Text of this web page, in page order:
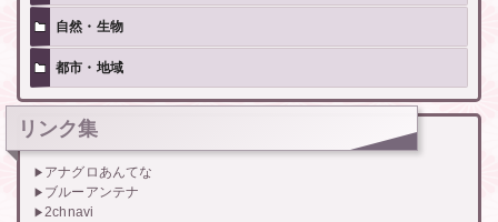
自然・生物
都市・地域
リンク集
アナグロあんてな
ブルーアンテナ
2chnavi